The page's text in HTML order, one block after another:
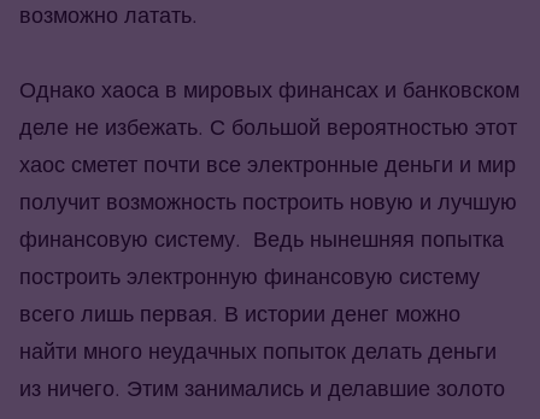
возможно латать.
Однако хаоса в мировых финансах и банковском
деле не избежать. С большой вероятностью этот
хаос сметет почти все электронные деньги и мир
получит возможность построить новую и лучшую
финансовую систему. Ведь нынешняя попытка
построить электронную финансовую систему
всего лишь первая. В истории денег можно
найти много неудачных попыток делать деньги
из ничего. Этим занимались и делавшие золото